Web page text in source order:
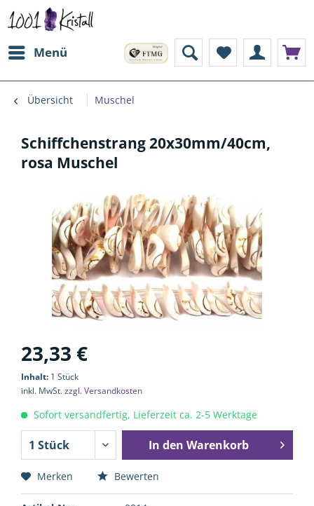
Menü
Übersicht Muschel
Schiffchenstrang 20x30mm/40cm,
rosa Muschel
23,33 €
Inhalt: 1 Stück
inkl. MwSt.zzgl. Versandkosten
Sofort versandfertig, Lieferzeit ca. 2-5 Werktage
In den Warenkorb
Merken Bewerten